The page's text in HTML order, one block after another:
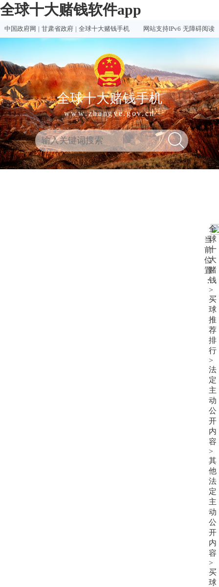
全球十大赌钱软件app
中国政府网 | 甘肃省政府 | 全球十大赌钱手机 网站支持IPv6 无障碍阅读
全球十大赌钱手机
www.zhangye.gov.cn
当
前
位
置
：
全
球
十
大
赌
钱
>
买
球
推
荐
排
行
>
法
定
主
动
公
开
内
容
>
其
他
法
定
主
动
公
开
内
容
>
买
球